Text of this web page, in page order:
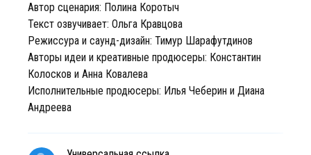
Автор сценария: Полина Коротыч
Текст озвучивает: Ольга Кравцова
Режиссура и саунд-дизайн: Тимур Шарафутдинов
Авторы идеи и креативные продюсеры: Константин
Колосков и Анна Ковалева
Исполнительные продюсеры: Илья Чеберин и Диана
Андреева